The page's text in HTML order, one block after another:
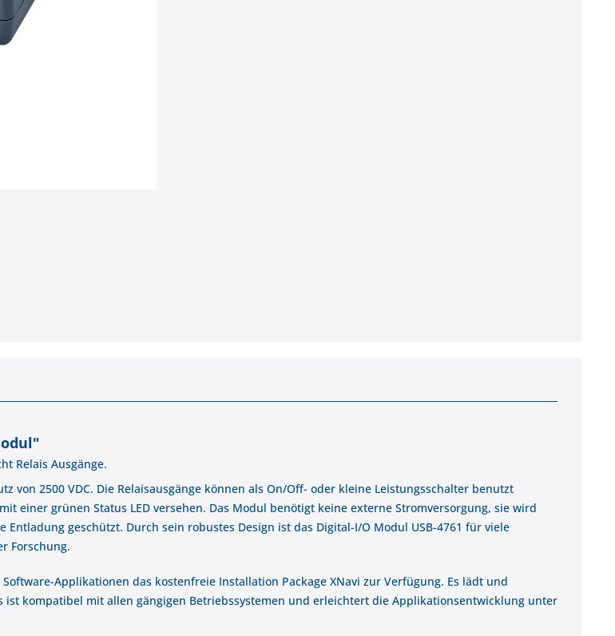
Relais Ausgänge.
2500 VDC. Die Relaisausgänge können als On/Off- oder kleine Leistungsschalter benutzt
einer grünen Status LED versehen. Das Modul benötigt keine externe Stromversorgung, sie wird
geschützt. Durch sein robustes Design ist das Digital-I/O Modul USB-4761 für viele
Forschung.
Applikationen das kostenfreie Installation Package XNavi zur Verfügung. Es lädt und
kompatibel mit allen gängigen Betriebssystemen und erleichtert die Applikationsentwicklung unter